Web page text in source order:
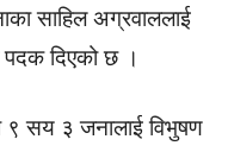
साहिल अग्रवाललाई
दिएको छ ।
९ सय ३ जनालाई विभुषण